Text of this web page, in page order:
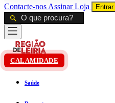
Contacte-nos AssinarLoja Entrar
CALAMIDADE
Saúde